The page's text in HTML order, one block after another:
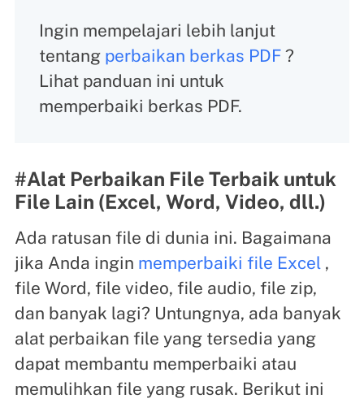
Ingin mempelajari lebih lanjut
tentang perbaikan berkas PDF?
Lihat panduan ini untuk
memperbaiki berkas PDF.
#Alat Perbaikan File Terbaik untuk
File Lain (Excel, Word, Video, dll.)
Ada ratusan file di dunia ini. Bagaimana
jika Anda ingin memperbaiki file Excel,
file Word, file video, file audio, file zip,
dan banyak lagi? Untungnya, ada banyak
alat perbaikan file yang tersedia yang
dapat membantu memperbaiki atau
memulihkan file yang rusak. Berikut ini